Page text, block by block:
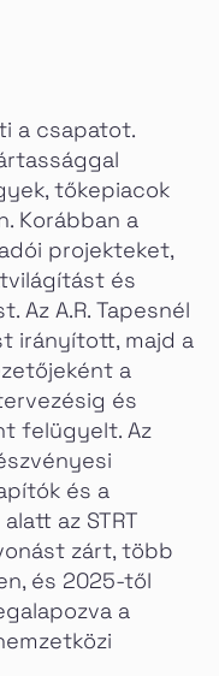
a csapatot.
tőkepiacok
Korábban a
projekteket,
és
Az A.R. Tapesnél
irányított, majd a
a
és
felügyelt. Az
és a
az STRT
zárt, több
és 2025-től
a